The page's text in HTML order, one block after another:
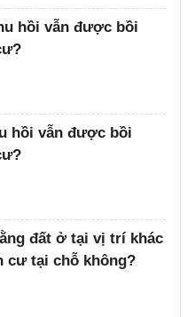
hồi vẫn được bồi
hồi vẫn được bồi
đất ở tại vị trí khác
cư tại chỗ không?